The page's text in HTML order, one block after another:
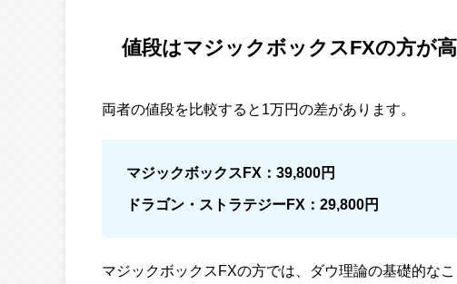
値段はマジックボックスFXの方が
両者の値段を比較すると1万円の差があります。
マジックボックスFX：39,800円
ドラゴン・ストラテジーFX：29,800円
マジックボックスFXの方では、ダウ理論の基礎的な